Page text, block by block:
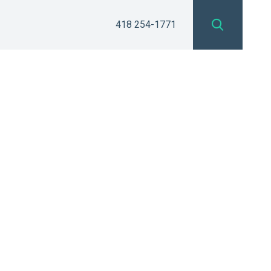
418 254-1771